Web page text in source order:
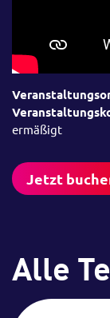
ermäßigt
Jetzt
Alle